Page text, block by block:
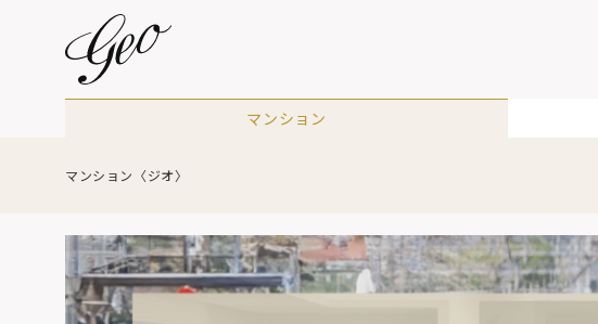
マンション
マンション〈ジオ〉